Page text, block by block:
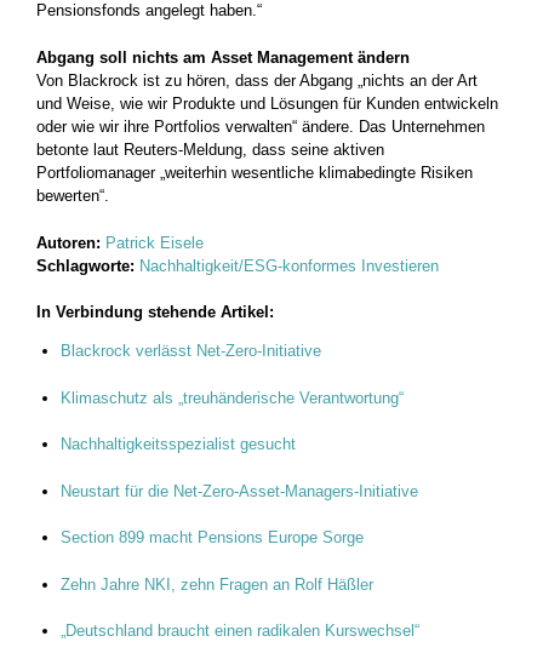
Pensionsfonds angelegt haben.“
Abgang soll nichts am Asset Management ändern
Von Blackrock ist zu hören, dass der Abgang „nichts an der Art
und Weise, wie wir Produkte und Lösungen für Kunden entwickeln
oder wie wir ihre Portfolios verwalten“ ändere. Das Unternehmen
betonte laut Reuters-Meldung, dass seine aktiven
Portfoliomanager „weiterhin wesentliche klimabedingte Risiken
bewerten“.
Autoren: Patrick Eisele
Schlagworte: Nachhaltigkeit/ESG-konformes Investieren
In Verbindung stehende Artikel:
Blackrock verlässt Net-Zero-Initiative
Klimaschutz als „treuhänderische Verantwortung“
Nachhaltigkeitsspezialist gesucht
Neustart für die Net-Zero-Asset-Managers-Initiative
Section 899 macht Pensions Europe Sorge
Zehn Jahre NKI, zehn Fragen an Rolf Häßler
„Deutschland braucht einen radikalen Kurswechsel“